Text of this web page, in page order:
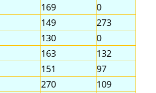
169
0
149
273
130
0
163
132
151
97
270
109